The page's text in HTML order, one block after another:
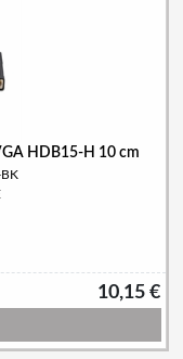
HDB15-H 10 cm
10,15 €